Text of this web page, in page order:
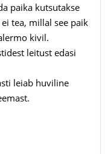
paika kutsutakse
tea, millal see paik
kivil.
leitust edasi
leiab huviline